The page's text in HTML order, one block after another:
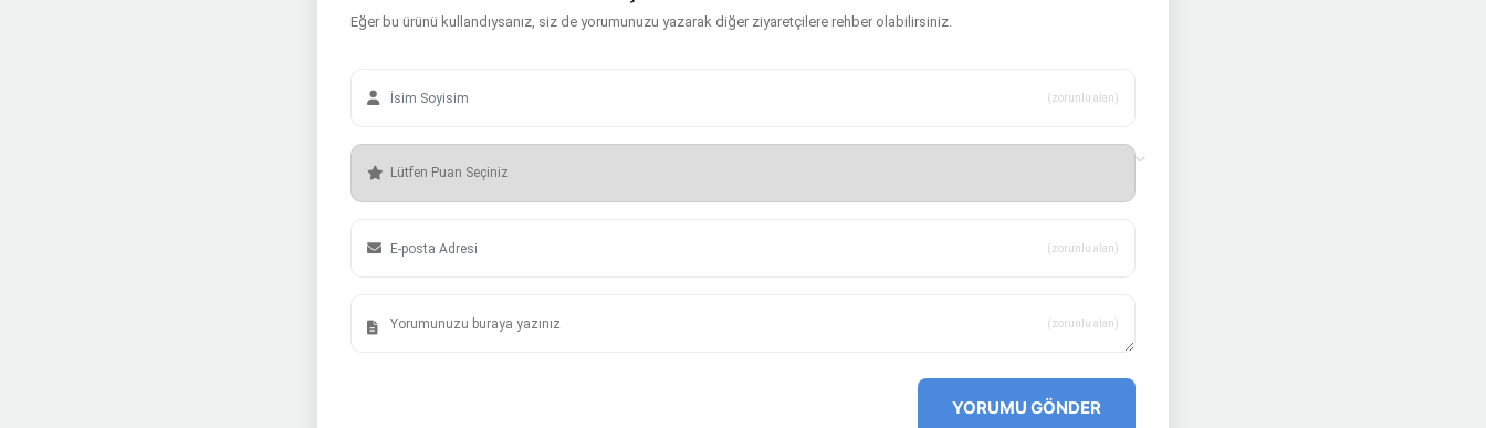
Eğer bu ürünü kullandıysanız, siz de yorumunuzu yazarak diğer ziyaretçilere rehber olabilirsiniz.
(zorunlu alan)
(zorunlu alan)
(zorunlu alan)
YORUMU GÖNDER